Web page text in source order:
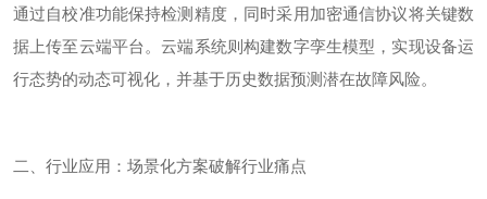
通过自校准功能保持检测精度，同时采用加密通信协议将关键数
据上传至云端平台。云端系统则构建数字孪生模型，实现设备运
行态势的动态可视化，并基于历史数据预测潜在故障风险。
二、行业应用：场景化方案破解行业痛点